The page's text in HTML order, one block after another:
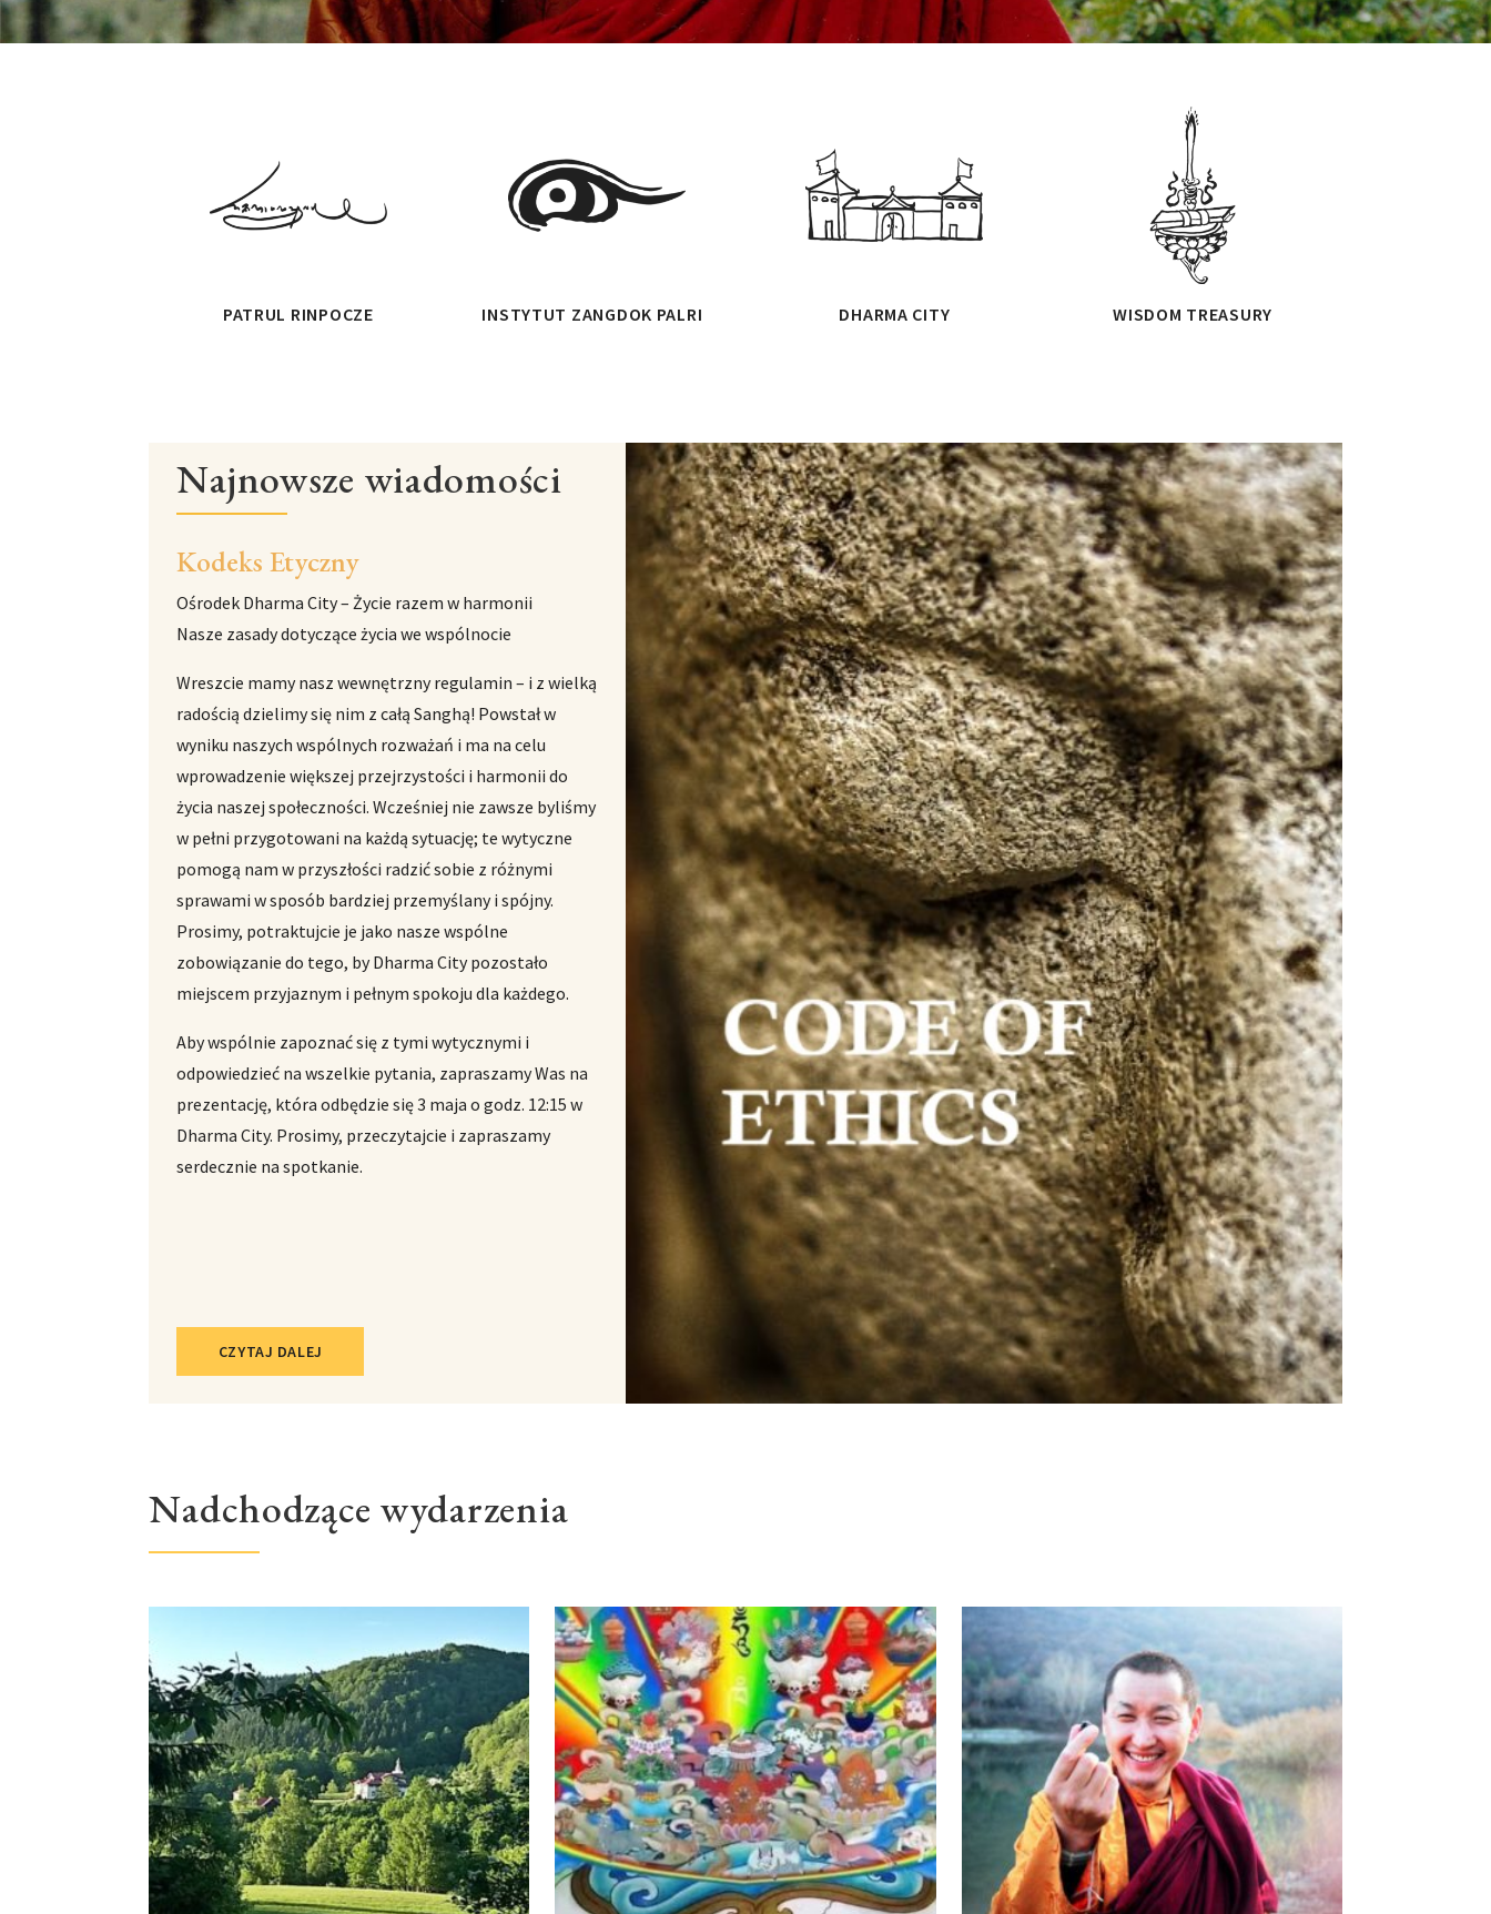
PATRUL RINPOCZE INSTYTUT ZANGDOK PALRI DHARMA CITY WISDOM TREASURY
Najnowsze wiadomości
Kodeks Etyczny
Ośrodek Dharma City – Życie razem w harmonii
Nasze zasady dotyczące życia we wspólnocie
Wreszcie mamy nasz wewnętrzny regulamin – i z wielką
radością dzielimy się nim z całą Sanghą! Powstał w
wyniku naszych wspólnych rozważań i ma na celu
wprowadzenie większej przejrzystości i harmonii do
życia naszej społeczności. Wcześniej nie zawsze byliśmy
w pełni przygotowani na każdą sytuację; te wytyczne
pomogą nam w przyszłości radzić sobie z różnymi
sprawami w sposób bardziej przemyślany i spójny.
Prosimy, potraktujcie je jako nasze wspólne
zobowiązanie do tego, by Dharma City pozostało
miejscem przyjaznym i pełnym spokoju dla każdego.
Aby wspólnie zapoznać się z tymi wytycznymi i
odpowiedzieć na wszelkie pytania, zapraszamy Was na
prezentację, która odbędzie się 3 maja o godz. 12:15 w
Dharma City. Prosimy, przeczytajcie i zapraszamy
serdecznie na spotkanie.
CZYTAJ DALEJ
Nadchodzące wydarzenia